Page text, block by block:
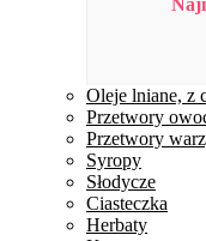
Oleje lniane, z
Przetwory
Przetwory
Syropy
Słodycze
Ciasteczka
Herbaty